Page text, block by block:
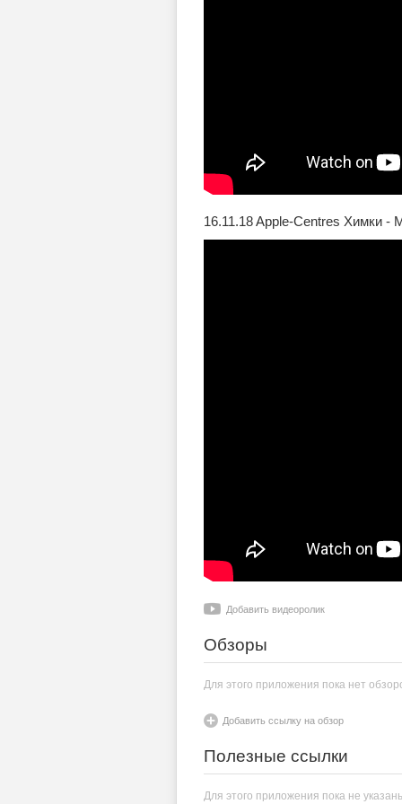
16.11.18 Apple-Centres Химки -
Добавить видеоролик
Обзоры
Для этого приложения пока нет
Добавить ссылку на обзор
Полезные ссылки
Для этого приложения пока не